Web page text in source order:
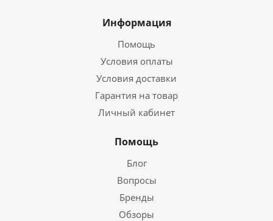
Информация
Помощь
Условия оплаты
Условия доставки
Гарантия на товар
Личный кабинет
Помощь
Блог
Вопросы
Бренды
Обзоры